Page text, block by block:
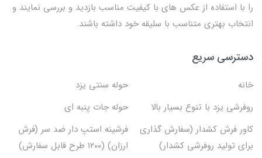
را با استفاده از عکس های با کیفیت مناسب بازدید و بررسی نمایند و
انتخاب بهتری متناسب با سلیقه خود داشته باشند.
دسترسی سریع
خانه
حوله سنتی یزد
روفرشی یزد با تنوع بسیار بالا
حوله جات پنبه ای
کاور فرش کشدار (سفارش گذاری
برای تولید روفرشی کشدار)
فرشینه استپ دار ضد سر (فرش
ارزان) (۱۲۰۰ طرح قابل سفارش)